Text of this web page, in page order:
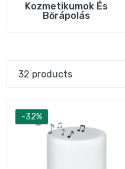
Kozmetikumok És
Bőrápolás
32 products
-32%